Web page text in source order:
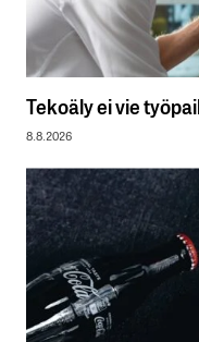
Tekoäly ei vie
8.8.2026